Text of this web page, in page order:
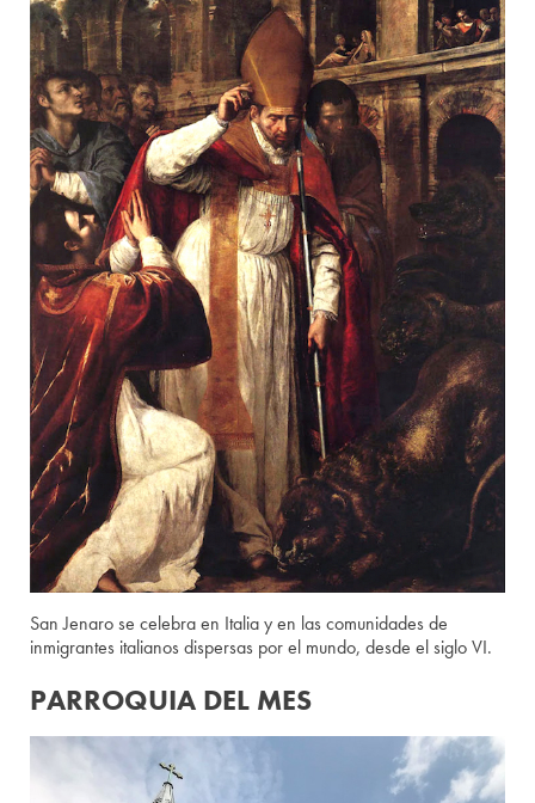
San Jenaro se celebra en Italia y en las comunidades de
inmigrantes italianos dispersas por el mundo, desde el siglo VI.
PARROQUIA DEL MES